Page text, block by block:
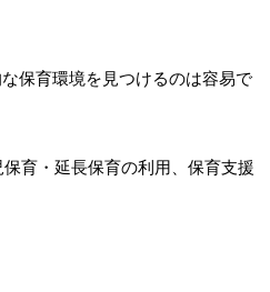
保育環境を見つけるのは容易で
育・延長保育の利用、保育支援